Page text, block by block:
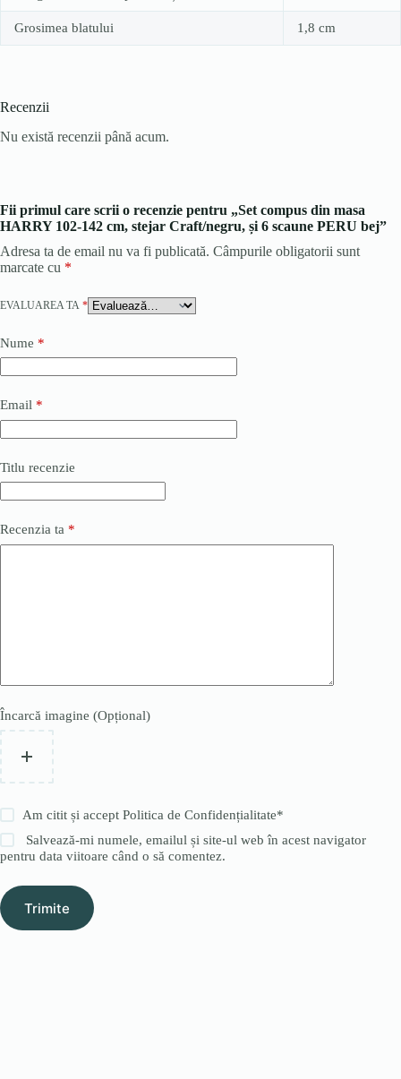
Grosimea blatului 1,8 cm
Recenzii
Nu există recenzii până acum.
Fii primul care scrii o recenzie pentru „Set compus din masa
HARRY 102-142 cm, stejar Craft/negru, și 6 scaune PERU bej”
Adresa ta de email nu va fi publicată. Câmpurile obligatorii sunt
marcate cu *
EVALUAREA TA *
Nume *
Email *
Titlu recenzie
Recenzia ta *
Încarcă imagine (Opțional)
Am citit și acceptPolitica de Confidențialitate*
Salvează-mi numele, emailul și site-ul web în acest navigator
pentru data viitoare când o să comentez.
Trimite